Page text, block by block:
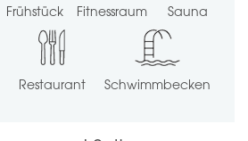
Frühstück Fitnessraum Sauna
Restaurant Schwimmbecken